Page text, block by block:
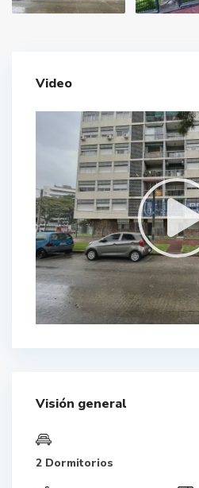
Video
Visión general
2 Dormitorios